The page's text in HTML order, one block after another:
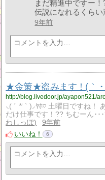
まだ精進中ですー！
伝説になれるくらい
9年前
★金策★盗みます！(｀
⸜( ´ ꒳ ` )⸝ﾔﾎ♡ 土曜日ですね！
だけ仕事です！?? ちむーん･･
わしっぽ
9年前
いいね！
6